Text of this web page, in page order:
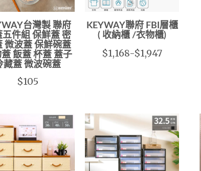
台灣製 聯府
五件組 保鮮蓋 密
微波蓋 保鮮碗蓋
飯蓋 杯蓋 蓋子
藏蓋 微波碗蓋
$105
KEYWAY聯府 FBI層櫃
( 收納櫃 /衣物櫃)
$1,168-$1,947